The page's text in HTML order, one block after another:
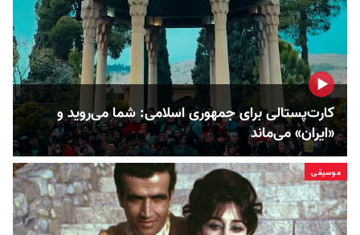
کارت‌پستالی برای جمهوری اسلامی: شما می‌روید و
«ایران» می‌ماند
موسیقی